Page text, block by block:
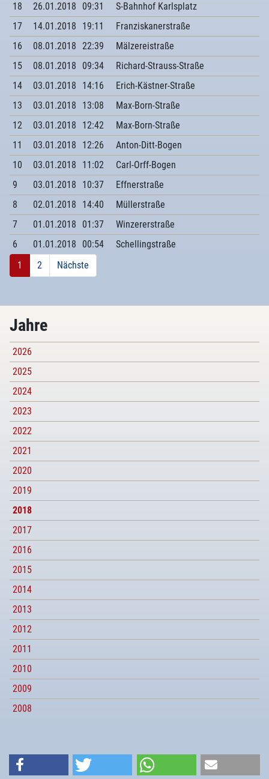
18
26.01.2018 09:31
S-Bahnhof Karlsplatz
17
14.01.2018 19:11
Franziskanerstraße
16
08.01.2018 22:39
Mälzereistraße
15
08.01.2018 09:34
Richard-Strauss-Straße
14
03.01.2018 14:16
Erich-Kästner-Straße
13
03.01.2018 13:08
Max-Born-Straße
12
03.01.2018 12:42
Max-Born-Straße
11
03.01.2018 12:26
Anton-Ditt-Bogen
10
03.01.2018 11:02
Carl-Orff-Bogen
9
03.01.2018 10:37
Effnerstraße
8
02.01.2018 14:40
Müllerstraße
7
01.01.2018 01:37
Winzererstraße
6
01.01.2018 00:54
Schellingstraße
1
2 Nächste
Jahre
2026
2025
2024
2023
2022
2021
2020
2019
2018
2017
2016
2015
2014
2013
2012
2011
2010
2009
2008